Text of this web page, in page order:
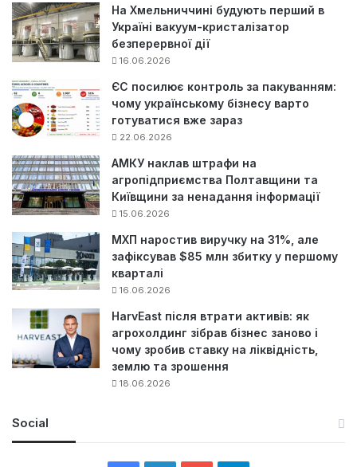
На Хмельниччині будують перший в
Україні вакуум-кристалізатор
безперервної дії
16.06.2026
ЄС посилює контроль за пакуванням:
чому українському бізнесу варто
готуватися вже зараз
22.06.2026
АМКУ наклав штрафи на
агропідприємства Полтавщини та
Київщини за ненадання інформації
15.06.2026
МХП наростив виручку на 31%, але
зафіксував $85 млн збитку у першому
кварталі
16.06.2026
HarvEast після втрати активів: як
агрохолдинг зібрав бізнес заново і
чому зробив ставку на ліквідність,
землю та зрошення
18.06.2026
Social